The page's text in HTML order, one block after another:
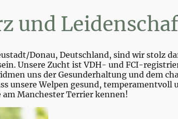
und
Donau, Deutschland, sind wir stolz
Unsere Zucht ist VDH- und FCI-
uns der Gesunderhaltung und dem
unsere Welpen gesund, temperamentvoll
am Manchester Terrier kennen!